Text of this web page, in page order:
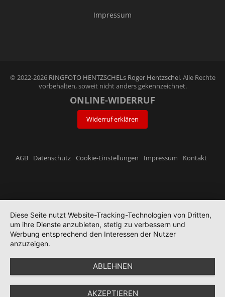
Impressum
© 2022-2026 RINGFOTO HENTZSCHELs Roger Hentzschel. Alle Rechte
vorbehalten, soweit nicht anders gekennzeichnet.
ONLINE-WIDERRUF
Widerruf erklären
AGB Datenschutz Cookie-Einstellungen Impressum Kontakt
Diese Seite nutzt Website-Tracking-Technologien von Dritten,
um ihre Dienste anzubieten, stetig zu verbessern und
Werbung entsprechend den Interessen der Nutzer
anzuzeigen.
ABLEHNEN
AKZEPTIEREN